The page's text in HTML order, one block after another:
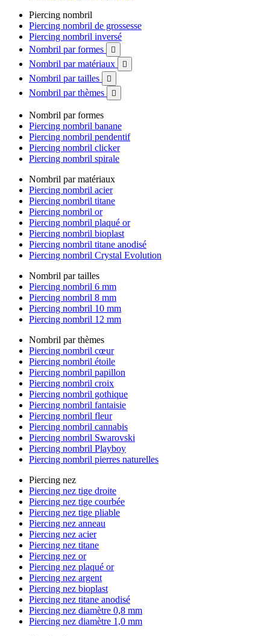
Piercing nombril
Piercing nombril de grossesse
Piercing nombril inversé
Nombril par formes

Nombril par matériaux 
Nombril par tailles 
Nombril par thèmes 
Nombril par formes
Piercing nombril banane
Piercing nombril pendentif
Piercing nombril clicker
Piercing nombril spirale
Nombril par matériaux
Piercing nombril acier
Piercing nombril titane
Piercing nombril or
Piercing nombril plaqué or
Piercing nombril bioplast
Piercing nombril titane anodisé
Piercing nombril Crystal Evolution
Nombril par tailles
Piercing nombril 6 mm
Piercing nombril 8 mm
Piercing nombril 10 mm
Piercing nombril 12 mm
Nombril par thèmes
Piercing nombril cœur
Piercing nombril étoile
Piercing nombril papillon
Piercing nombril croix
Piercing nombril gothique
Piercing nombril fantaisie
Piercing nombril fleur
Piercing nombril cannabis
Piercing nombril Swarovski
Piercing nombril Playboy
Piercing nombril pierres naturelles
Piercing nez
Piercing nez tige droite
Piercing nez tige courbée
Piercing nez tige pliable
Piercing nez anneau
Piercing nez acier
Piercing nez titane
Piercing nez or
Piercing nez plaqué or
Piercing nez argent
Piercing nez bioplast
Piercing nez titane anodisé
Piercing nez diamètre 0,8 mm
Piercing nez diamètre 1,0 mm